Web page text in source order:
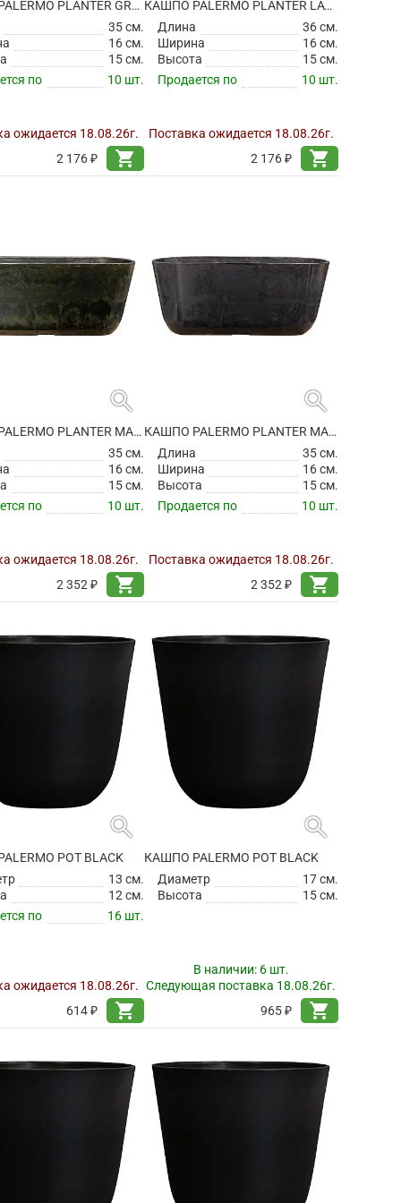
КАШПО PALERMO PLANTER GREY
35 см.
16 см.
15 см.
по
10 шт.
ожидается 18.08.26г.
2 176 ₽
shopping_cart
КАШПО PALERMO PLANTER LAVENDER
Длина
36 см.
Ширина
16 см.
Высота
15 см.
Продается по
10 шт.
Поставка ожидается 18.08.26г.
2 176 ₽
shopping_cart
search
КАШПО PALERMO PLANTER MARBLE GREEN
35 см.
16 см.
15 см.
по
10 шт.
ожидается 18.08.26г.
2 352 ₽
shopping_cart
search
КАШПО PALERMO PLANTER MARBLE GREY
Длина
35 см.
Ширина
16 см.
Высота
15 см.
Продается по
10 шт.
Поставка ожидается 18.08.26г.
2 352 ₽
shopping_cart
search
POT BLACK
13 см.
12 см.
по
16 шт.
ожидается 18.08.26г.
614 ₽
shopping_cart
search
КАШПО PALERMO POT BLACK
Диаметр
17 см.
Высота
15 см.
В наличии: 6 шт.
Следующая поставка 18.08.26г.
965 ₽
shopping_cart